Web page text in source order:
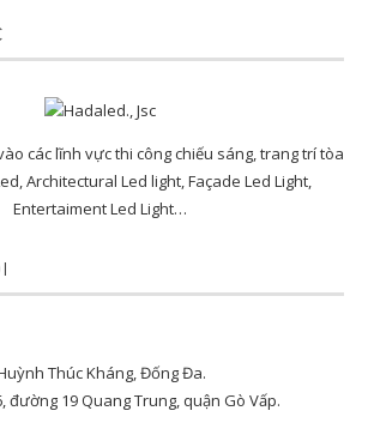
các lĩnh vực thi công chiếu sáng, trang trí tòa
Architectural Led light, Façade Led Light,
Entertaiment Led Light…
Thúc Kháng, Đống Đa.
đường 19 Quang Trung, quận Gò Vấp.